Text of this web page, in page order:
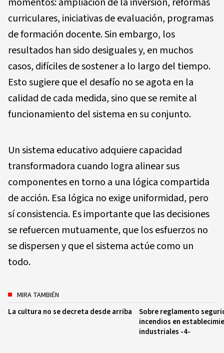
curriculares, iniciativas de evaluación, programas
de formación docente. Sin embargo, los
resultados han sido desiguales y, en muchos
casos, difíciles de sostener a lo largo del tiempo.
Esto sugiere que el desafío no se agota en la
calidad de cada medida, sino que se remite al
funcionamiento del sistema en su conjunto.
Un sistema educativo adquiere capacidad
transformadora cuando logra alinear sus
componentes en torno a una lógica compartida
de acción. Esa lógica no exige uniformidad, pero
sí consistencia. Es importante que las decisiones
se refuercen mutuamente, que los esfuerzos no
se dispersen y que el sistema actúe como un
todo.
MIRA TAMBIÉN
La cultura no se decreta desde arriba
Sobre reglamento
incendios en
industriales -4-